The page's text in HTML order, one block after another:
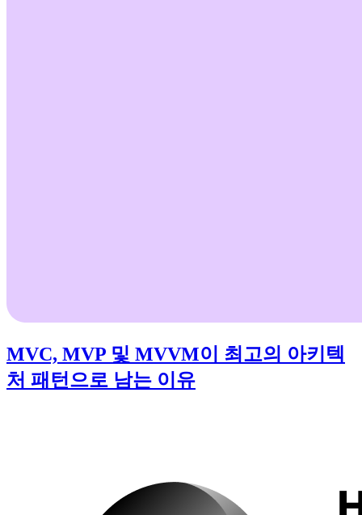
MVC, MVP 및 MVVM이 최고의 아키텍
처 패턴으로 남는 이유